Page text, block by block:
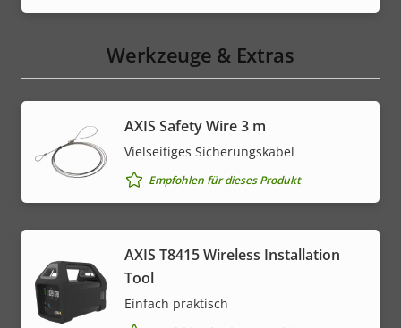
Werkzeuge & Extras
AXIS Safety Wire 3 m
Vielseitiges Sicherungskabel
Empfohlen für dieses Produkt
AXIS T8415 Wireless Installation
Tool
Einfach praktisch